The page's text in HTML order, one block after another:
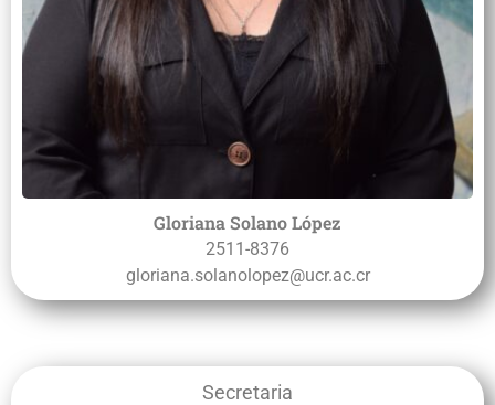
Gloriana Solano López
2511-8376
gloriana.solanolopez@ucr.ac.cr
Secretaria